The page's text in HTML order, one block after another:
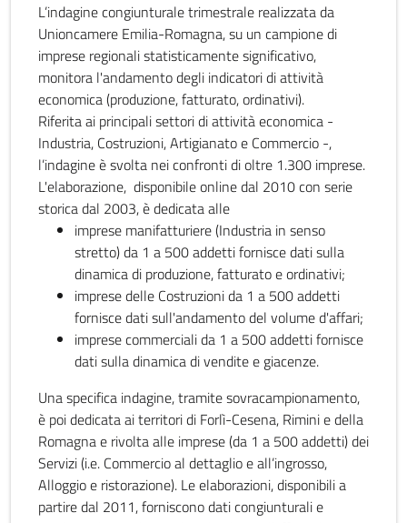
L’indagine congiunturale trimestrale realizzata da
Unioncamere Emilia-Romagna, su un campione di
imprese regionali statisticamente significativo,
monitora l'andamento degli indicatori di attività
economica (produzione, fatturato, ordinativi).
Riferita ai principali settori di attività economica -
Industria, Costruzioni, Artigianato e Commercio -,
l’indagine è svolta nei confronti di oltre 1.300 imprese.
L'elaborazione, disponibile online dal 2010 con serie
storica dal 2003, è dedicata alle
imprese manifatturiere (Industria in senso
stretto) da 1 a 500 addetti fornisce dati sulla
dinamica di produzione, fatturato e ordinativi;
imprese delle Costruzioni da 1 a 500 addetti
fornisce dati sull'andamento del volume d'affari;
imprese commerciali da 1 a 500 addetti fornisce
dati sulla dinamica di vendite e giacenze.
Una specifica indagine, tramite sovracampionamento,
è poi dedicata ai territori di Forlì-Cesena, Rimini e della
Romagna e rivolta alle imprese (da 1 a 500 addetti) dei
Servizi (i.e. Commercio al dettaglio e all’ingrosso,
Alloggio e ristorazione). Le elaborazioni, disponibili a
partire dal 2011, forniscono dati congiunturali e